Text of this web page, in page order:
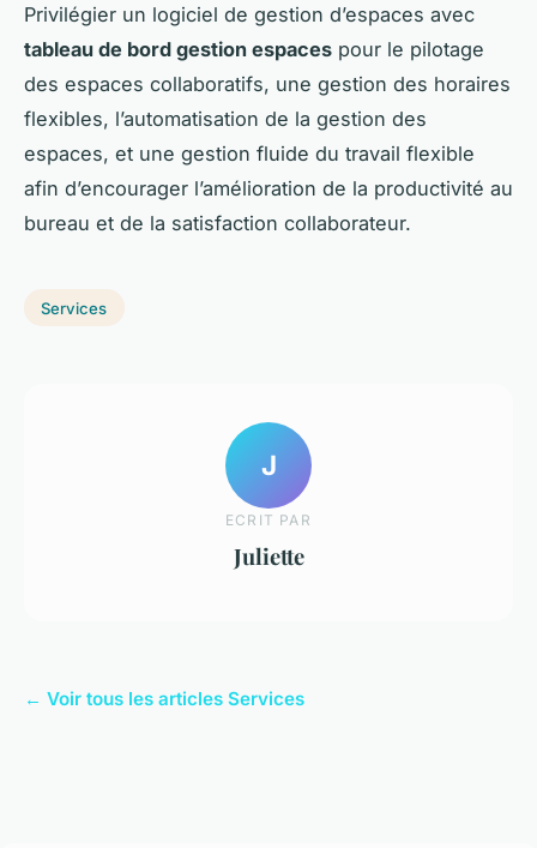
Privilégier un logiciel de gestion d’espaces avec
tableau de bord gestion espaces pour le pilotage
des espaces collaboratifs, une gestion des horaires
flexibles, l’automatisation de la gestion des
espaces, et une gestion fluide du travail flexible
afin d’encourager l’amélioration de la productivité au
bureau et de la satisfaction collaborateur.
Services
J
ECRIT PAR
Juliette
← Voir tous les articles Services